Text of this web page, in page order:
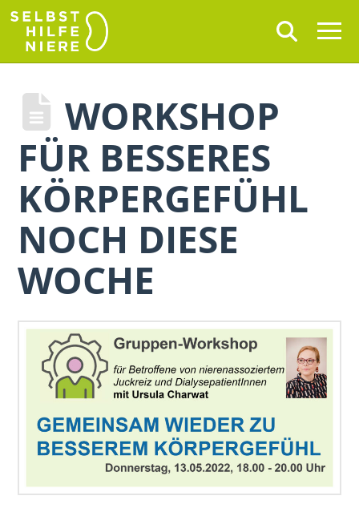
WORKSHOP
FÜR BESSERES
KÖRPERGEFÜHL
NOCH DIESE
WOCHE